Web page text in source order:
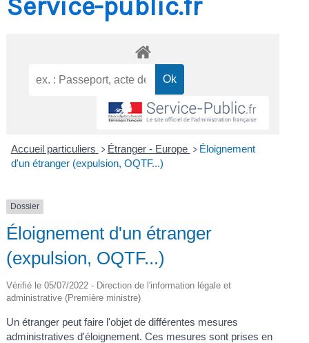
Service-public.fr
Accueil particuliers > Étranger - Europe > Éloignement
d'un étranger (expulsion, OQTF...)
Dossier
Éloignement d'un étranger
(expulsion, OQTF...)
Vérifié le 05/07/2022 - Direction de l'information légale et
administrative (Première ministre)
Un étranger peut faire l'objet de différentes mesures
administratives d'éloignement. Ces mesures sont prises en